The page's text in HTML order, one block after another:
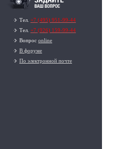
Тел. +7 (495) 951-99-44
Тел. +7 (926) 159-99-44
Вопрос online
В форуме
По электронной почте